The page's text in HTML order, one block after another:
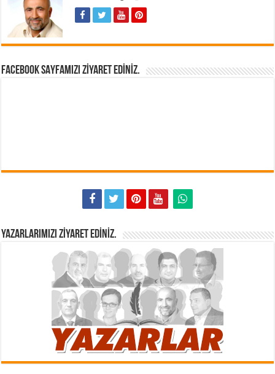
FACEBOOK SAYFAMIZI ZIYARET EDINIZ.
YAZARLARIMIZI ZIYARET EDINIZ.